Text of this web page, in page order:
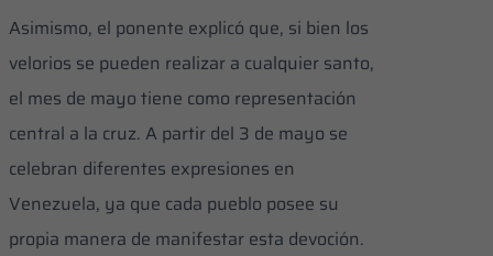
Asimismo, el ponente explicó que, si bien los
velorios se pueden realizar a cualquier santo,
el mes de mayo tiene como representación
central a la cruz. A partir del 3 de mayo se
celebran diferentes expresiones en
Venezuela, ya que cada pueblo posee su
propia manera de manifestar esta devoción.